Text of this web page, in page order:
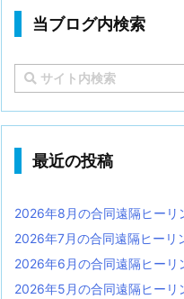
当ブログ内検索
最近の投稿
2026年8月の合同遠隔ヒーリ
2026年7月の合同遠隔ヒーリ
2026年6月の合同遠隔ヒーリ
2026年5月の合同遠隔ヒーリ